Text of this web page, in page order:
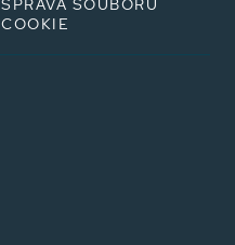
SPRÁVA SOUBORŮ
COOKIE